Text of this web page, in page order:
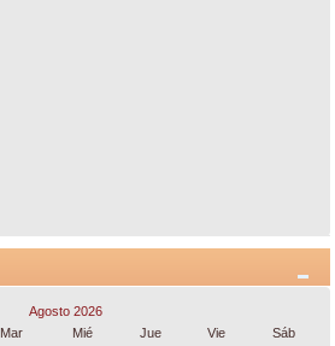
Agosto 2026
Mar Mié Jue Vie
Sáb